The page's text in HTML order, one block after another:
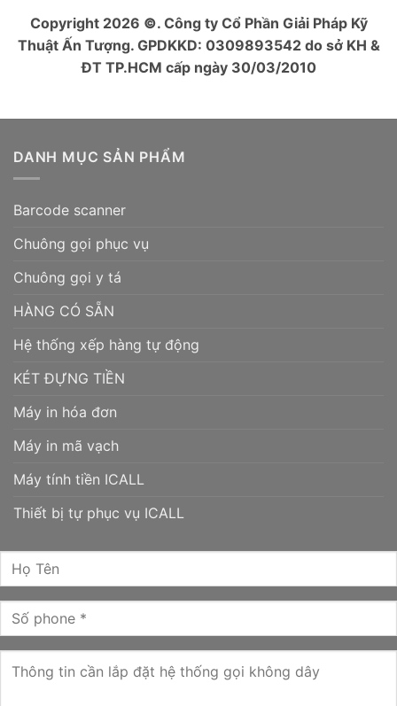
Copyright 2026 ©. Công ty Cổ Phần Giải Pháp Kỹ
Thuật Ấn Tượng. GPDKKD: 0309893542 do sở KH &
ĐT TP.HCM cấp ngày 30/03/2010
DANH MỤC SẢN PHẨM
Barcode scanner
Chuông gọi phục vụ
Chuông gọi y tá
HÀNG CÓ SẴN
Hệ thống xếp hàng tự động
KÉT ĐỰNG TIỀN
Máy in hóa đơn
Máy in mã vạch
Máy tính tiền ICALL
Thiết bị tự phục vụ ICALL